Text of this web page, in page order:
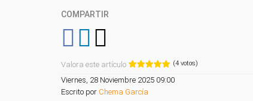
COMPARTIR
Valora este artículo (4 votos)
Viernes, 28 Noviembre 2025 09:00
Escrito por Chema García